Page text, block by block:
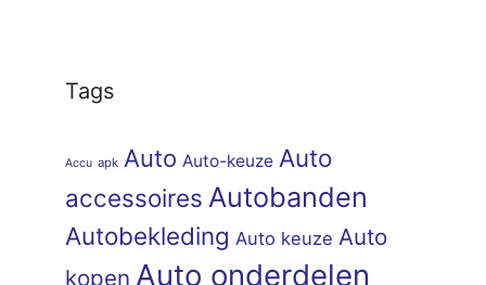
Tags
Accu apk Auto Auto-keuze Auto
accessoires Autobanden
Autobekleding Auto keuze Auto
kopen Auto onderdelen